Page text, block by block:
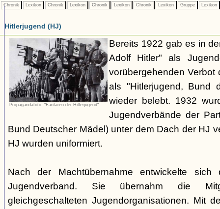
Chronik Lexikon Chronik Lexikon Chronik Lexikon Chronik Lexikon Gruppe Lexikon
Hitlerjugend (HJ)
Propagandafoto: "Fanfaren der Hitlerjugend"
Bereits 1922 gab es in
Adolf Hitler" als
vorübergehenden Verbot
als "Hitlerjugend, Bund
wieder belebt. 1932
Jugendverbände der
Bund Deutscher Mädel) unter dem Dach der HJ
HJ wurden uniformiert.
Nach der Machtübernahme entwickelte
Jugendverband. Sie übernahm die
gleichgeschalteten Jugendorganisationen. Mit